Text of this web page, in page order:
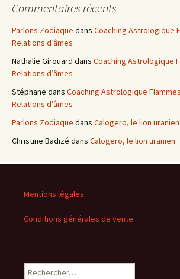
Commentaires récents
Parlons Zodiaque dans Coaching Astrologique
Relations d’âmes
Nathalie Girouard dans Coaching Astrologique
Relations d’âmes
Stéphane dans Coaching Astrologique
Relations d’âmes
Parlons Zodiaque dans Calogero, le lion uranien
Christine Badizé dans Calogero, le lion uranien
Mentions légales
Conditions générales de vente
Rechercher :